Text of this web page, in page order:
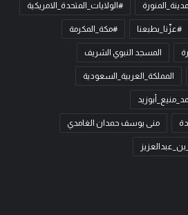
#الولايات_المتحدة_الامريكية
#عزّنا_بطبعنا #مكة_المكرمة
المسجد النبوي الشريف
المملكة_العربية_السعودية
منى يوسف حمدان الغامدي